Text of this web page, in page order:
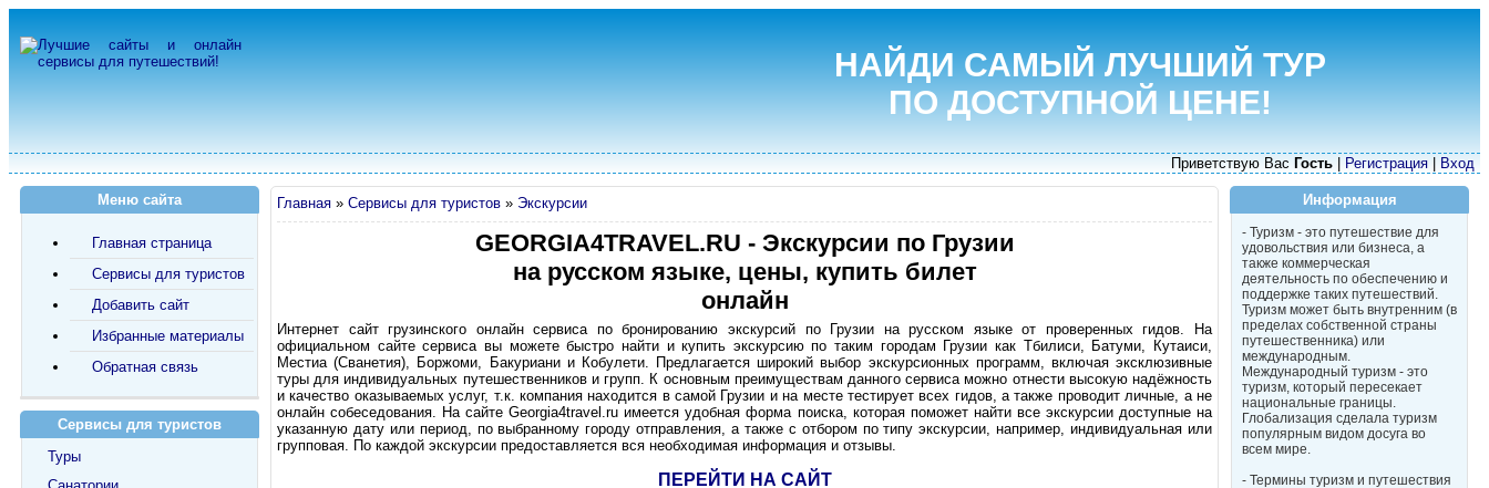
НАЙДИ САМЫЙ ЛУЧШИЙ ТУР
ПО ДОСТУПНОЙ ЦЕНЕ!
Приветствую Вас Гость Регистрация Вход
Главная » Сервисы для туристов » Экскурсии
GEORGIA4TRAVEL.RU - Экскурсии по Грузии
на русском языке, цены, купить билет
онлайн
Интернет сайт грузинского онлайн сервиса по бронированию экскурсий по Грузии на русском языке от проверенных гидов. На
официальном сайте сервиса вы можете быстро найти и купить экскурсию по таким городам Грузии как Тбилиси, Батуми, Кутаиси,
Местиа (Сванетия), Боржоми, Бакуриани и Кобулети. Предлагается широкий выбор экскурсионных программ, включая эксклюзивные
туры для индивидуальных путешественников и групп. К основным преимуществам данного сервиса можно отнести высокую надёжность
и качество оказываемых услуг, т.к. компания находится в самой Грузии и на месте тестирует всех гидов, а также проводит личные, а не
онлайн собеседования. На сайте Georgia4travel.ru имеется удобная форма поиска, которая поможет найти все экскурсии доступные на
указанную дату или период, по выбранному городу отправления, а также с отбором по типу экскурсии, например, индивидуальная или
групповая. По каждой экскурсии предоставляется вся необходимая информация и отзывы.
ПЕРЕЙТИ НА САЙТ
Меню сайта
Главная страница
Сервисы для туристов
Добавить сайт
Избранные материалы
Обратная связь
Сервисы для туристов
Туры
Информация
- Туризм - это путешествие для
удовольствия или бизнеса, а
также коммерческая
деятельность по обеспечению и
поддержке таких путешествий.
Туризм может быть внутренним (в
пределах собственной страны
путешественника) или
международным.
Международный туризм - это
туризм, который пересекает
национальные границы.
Глобализация сделала туризм
популярным видом досуга во
всем мире.
- Термины туризм и путешествия